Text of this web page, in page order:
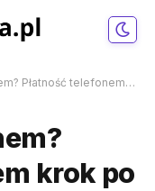
telefonem krok po kroku
krok po